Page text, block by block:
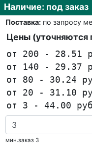
Наличие: под заказ
Поставка:по запросу
Цены (уточняются
от 200 - 28.51
от 140 - 29.37
от 80 - 30.24
от 20 - 31.10
от 3 - 44.00
мин.заказ 3